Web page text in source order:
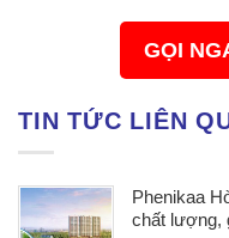
GỌI
TIN TỨC LIÊN
Phenikaa
chất lượng,